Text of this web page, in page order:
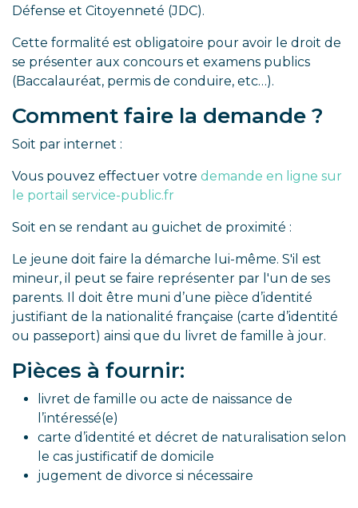
Défense et Citoyenneté (JDC).
Cette formalité est obligatoire pour avoir le droit de
se présenter aux concours et examens publics
(Baccalauréat, permis de conduire, etc…).
Comment faire la demande ?
Soit par internet :
Vous pouvez effectuer votre demande en ligne sur
le portail service-public.fr
Soit en se rendant au guichet de proximité :
Le jeune doit faire la démarche lui-même. S'il est
mineur, il peut se faire représenter par l'un de ses
parents. Il doit être muni d’une pièce d’identité
justifiant de la nationalité française (carte d’identité
ou passeport) ainsi que du livret de famille à jour.
Pièces à fournir:
livret de famille ou acte de naissance de
l’intéressé(e)
carte d’identité et décret de naturalisation selon
le cas justificatif de domicile
jugement de divorce si nécessaire